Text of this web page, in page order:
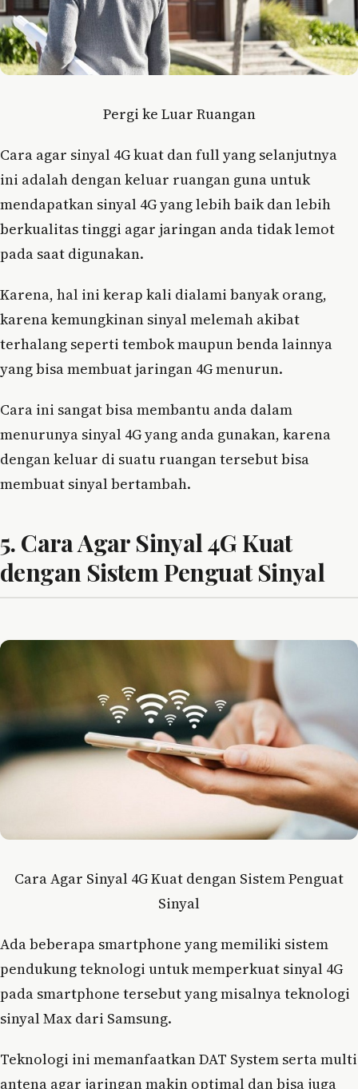
Pergi ke Luar Ruangan
Cara agar sinyal 4G kuat dan full yang selanjutnya
ini adalah dengan keluar ruangan guna untuk
mendapatkan sinyal 4G yang lebih baik dan lebih
berkualitas tinggi agar jaringan anda tidak lemot
pada saat digunakan.
Karena, hal ini kerap kali dialami banyak orang,
karena kemungkinan sinyal melemah akibat
terhalang seperti tembok maupun benda lainnya
yang bisa membuat jaringan 4G menurun.
Cara ini sangat bisa membantu anda dalam
menurunya sinyal 4G yang anda gunakan, karena
dengan keluar di suatu ruangan tersebut bisa
membuat sinyal bertambah.
5. Cara Agar Sinyal 4G Kuat
dengan Sistem Penguat Sinyal
Cara Agar Sinyal 4G Kuat dengan Sistem Penguat
Sinyal
Ada beberapa smartphone yang memiliki sistem
pendukung teknologi untuk memperkuat sinyal 4G
pada smartphone tersebut yang misalnya teknologi
sinyal Max dari Samsung.
Teknologi ini memanfaatkan DAT System serta multi
antena agar jaringan makin optimal dan bisa juga